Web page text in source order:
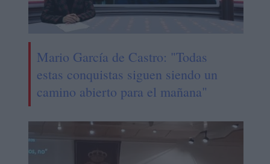
Mario García de Castro: "Todas
estas conquistas siguen siendo un
camino abierto para el mañana"